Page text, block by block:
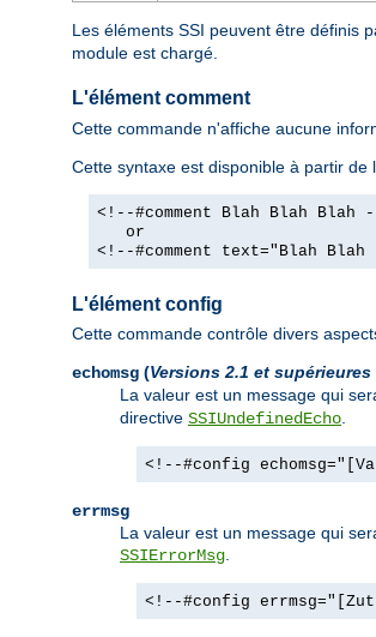
Les éléments SSI peuvent être définis
module est chargé.
L'élément comment
Cette commande n'affiche aucune
Cette syntaxe est disponible à partir de
<!--#comment Blah Blah Blah
or
<!--#comment text="Blah
L'élément config
Cette commande contrôle divers
echomsg (Versions 2.1 et
La valeur est un message qui
directive SSIUndefinedEcho
<!--#config
errmsg
La valeur est un message qui
SSIErrorMsg
<!--#config